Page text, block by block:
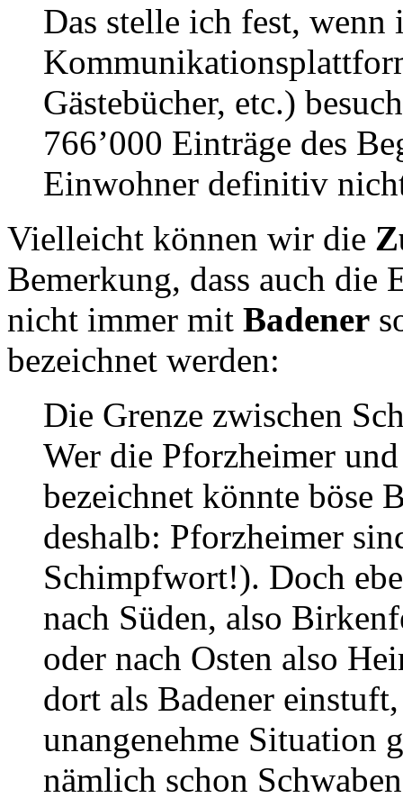
Das stelle ich fest, wenn
Gästebücher, etc.)
766’000 Einträge des
Einwohner definitiv
Vielleicht können wir die
Bemerkung, dass auch die
nicht immer mit Badener
bezeichnet werden:
Die Grenze zwischen
Wer die Pforzheimer
bezeichnet könnte böse
deshalb: Pforzheimer
Schimpfwort!). Doch
nach Süden, also
oder nach Osten also
dort als Badener
unangenehme Situation
nämlich schon